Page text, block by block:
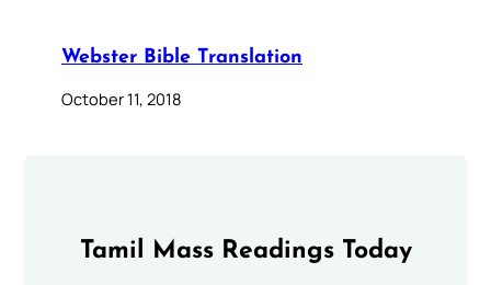
Webster Bible Translation
October 11, 2018
Tamil Mass Readings Today